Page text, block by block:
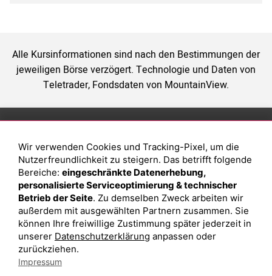
Alle Kursinformationen sind nach den Bestimmungen der
jeweiligen Börse verzögert. Technologie und Daten von
Teletrader, Fondsdaten von MountainView.
Depot eröffnen
Depot vergleichen
Junior Depot
Top-Seller-Fonds
Top-Fonds
Fonds-Suche
Was sind sind ETFs?
Sparplan Vorteile
Was ist ein Fonds?
Wir verwenden Cookies und Tracking-Pixel, um die
Nutzerfreundlichkeit zu steigern. Das betrifft folgende
Bereiche: eingeschränkte Datenerhebung,
personalisierte Serviceoptimierung & technischer
Betrieb der Seite. Zu demselben Zweck arbeiten wir
außerdem mit ausgewählten Partnern zusammen. Sie
können Ihre freiwillige Zustimmung später jederzeit in
unserer Datenschutzerklärung anpassen oder
zurückziehen.
Impressum